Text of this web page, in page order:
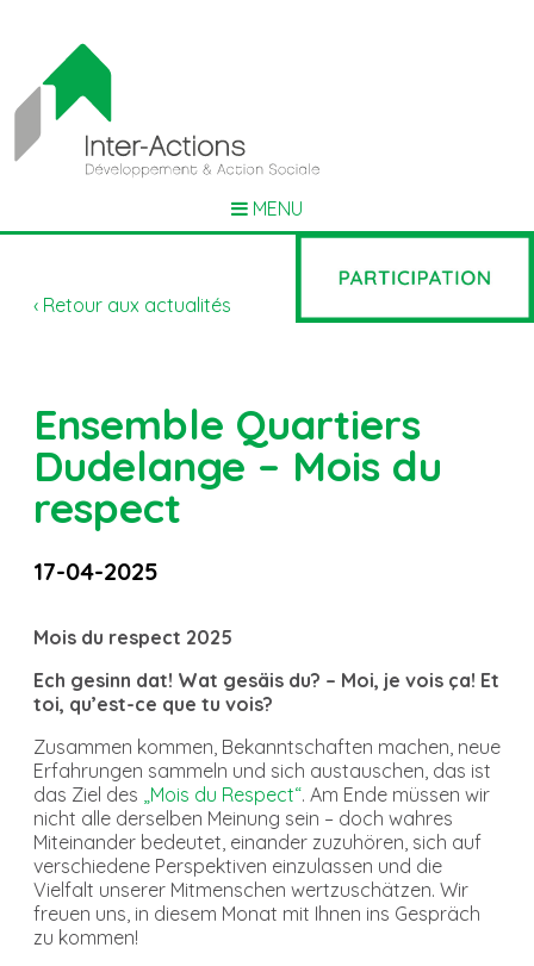
MENU
‹ Retour aux actualités
Ensemble Quartiers
Dudelange – Mois du
respect
17-04-2025
Mois du respect 2025
Ech gesinn dat! Wat gesäis du? – Moi, je vois ça! Et
toi, qu’est-ce que tu vois?
Zusammen kommen, Bekanntschaften machen, neue
Erfahrungen sammeln und sich austauschen, das ist
das Ziel des „Mois du Respect“. Am Ende müssen wir
nicht alle derselben Meinung sein – doch wahres
Miteinander bedeutet, einander zuzuhören, sich auf
verschiedene Perspektiven einzulassen und die
Vielfalt unserer Mitmenschen wertzuschätzen. Wir
freuen uns, in diesem Monat mit Ihnen ins Gespräch
zu kommen!